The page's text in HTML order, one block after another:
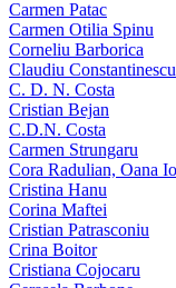
Carmen Patac
Carmen Otilia Spinu
Corneliu Barborica
Claudiu Constantinescu
C. D. N. Costa
Cristian Bejan
C.D.N. Costa
Carmen Strungaru
Cora Radulian, Oana
Cristina Hanu
Corina Maftei
Cristian Patrasconiu
Crina Boitor
Cristiana Cojocaru